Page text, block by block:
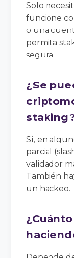
Solo
funcione
o una
permita
segura.
¿Se
staking?
Sí, en
parcial
validador
También
un hackeo.